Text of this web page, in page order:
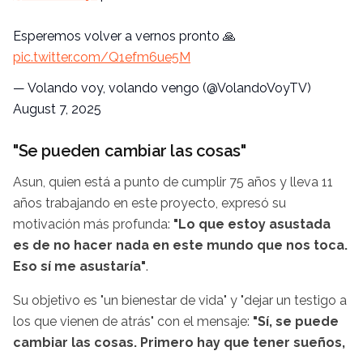
Esperemos volver a vernos pronto 🙏
pic.twitter.com/Q1efm6ue5M
— Volando voy, volando vengo (@VolandoVoyTV)
August 7, 2025
"Se pueden cambiar las cosas"
Asun, quien está a punto de cumplir 75 años y lleva 11
años trabajando en este proyecto, expresó su
motivación más profunda: "Lo que estoy asustada
es de no hacer nada en este mundo que nos toca.
Eso sí me asustaría".
Su objetivo es "un bienestar de vida" y "dejar un testigo a
los que vienen de atrás" con el mensaje: "Sí, se puede
cambiar las cosas. Primero hay que tener sueños,